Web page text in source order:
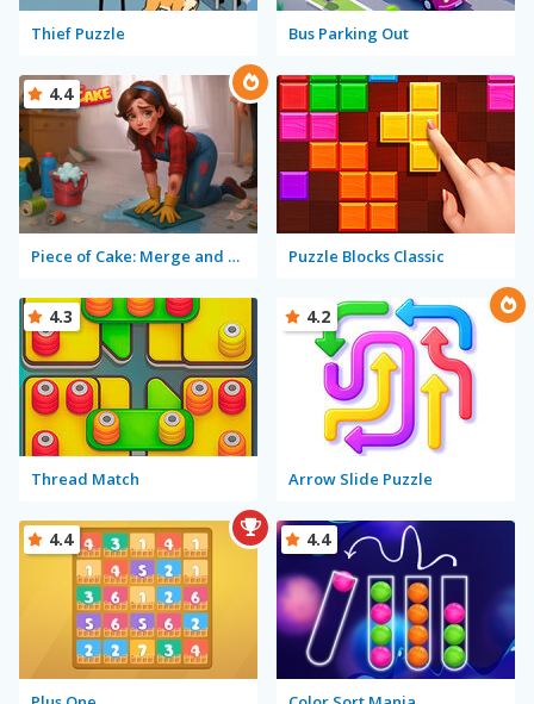
Thief Puzzle Bus Parking Out
Piece of Cake: Merge and Bake
4.4
Puzzle Blocks Classic
Thread Match
4.3
Arrow Slide Puzzle
4.2
4.4 4.4